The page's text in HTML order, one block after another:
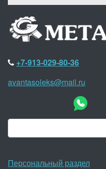
+7-913-029-80-36
avantasoleks@mail.ru
Персональный раздел